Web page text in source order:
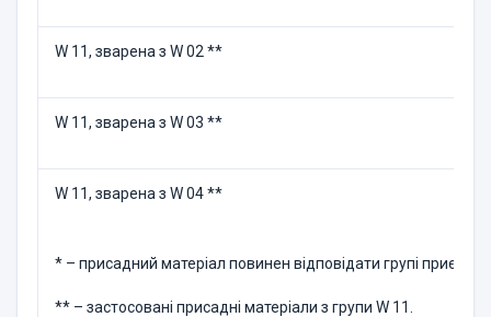
W 11, зварена з W 02 **
W 11, зварена з W 03 **
W 11, зварена з W 04 **
* – присадний матерiал повинен вiдповiдати групi
** – застосованi присаднi матерiали з групи W 11.